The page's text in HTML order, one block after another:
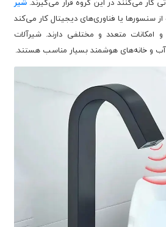
از سنسورها یا فناوری‌های دیجیتال کار می‌کند
امکانات متعدد و مختلفی دارند. شیرآلات
و خانه‌های هوشمند بسیار مناسب هستند.